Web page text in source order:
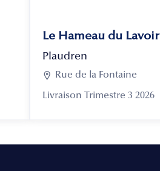
Le Hameau du Lavoir
Plaudren
 Rue de la Fontaine
Livraison Trimestre 3 2026